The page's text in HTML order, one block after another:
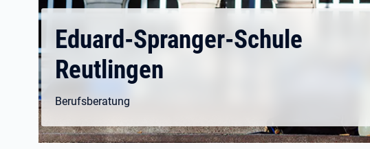
Eduard-Spranger-Schule
Reutlingen
Berufsberatung